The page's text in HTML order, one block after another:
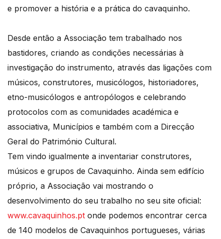
e promover a história e a prática do cavaquinho.
Desde então a Associação tem trabalhado nos
bastidores, criando as condições necessárias à
investigação do instrumento, através das ligações com
músicos, construtores, musicólogos, historiadores,
etno-musicólogos e antropólogos e celebrando
protocolos com as comunidades académica e
associativa, Municípios e também com a Direcção
Geral do Património Cultural.
Tem vindo igualmente a inventariar construtores,
músicos e grupos de Cavaquinho. Ainda sem edifício
próprio, a Associação vai mostrando o
desenvolvimento do seu trabalho no seu site oficial:
www.cavaquinhos.pt onde podemos encontrar cerca
de 140 modelos de Cavaquinhos portugueses, várias